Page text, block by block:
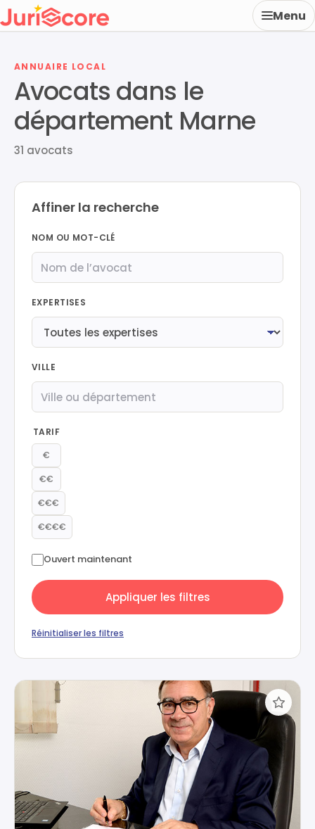
Menu
ANNUAIRE LOCAL
Avocats dans le
département Marne
31 avocats
Affiner la recherche
NOM OU MOT-CLÉ
EXPERTISES
VILLE
TARIF
€
€€
€€€
€€€€
Ouvert maintenant
Appliquer les filtres
Réinitialiser les filtres